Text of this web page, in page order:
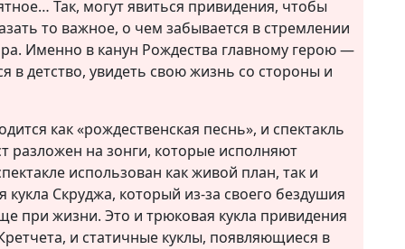
Так, могут явиться привидения, чтобы
то важное, о чем забывается в стремлении
Именно в канун Рождества главному герою —
в детство, увидеть свою жизнь со стороны и
как «рождественская песнь», и спектакль
разложен на зонги, которые исполняют
использован как живой план, так и
Скруджа, который из-за своего бездушия
при жизни. Это и трюковая кукла привидения
и статичные куклы, появляющиеся в